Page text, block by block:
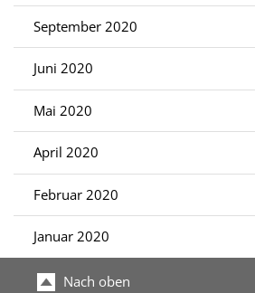
September 2020
Juni 2020
Mai 2020
April 2020
Februar 2020
Januar 2020
Nach oben